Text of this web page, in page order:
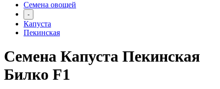
Семена овощей
-
Капуста
Пекинская
Семена Капуста Пекинская
Билко F1